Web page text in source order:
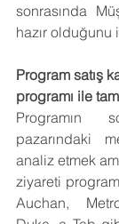
sonrasında
hazır olduğunu
Program satış
programı ile
Programın
pazarındaki
analiz etmek
ziyareti
Auchan,